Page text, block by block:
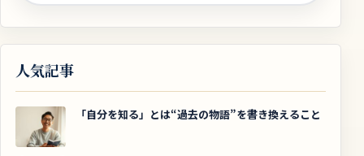
人気記事
「自分を知る」とは“過去の物語”を書き換えること